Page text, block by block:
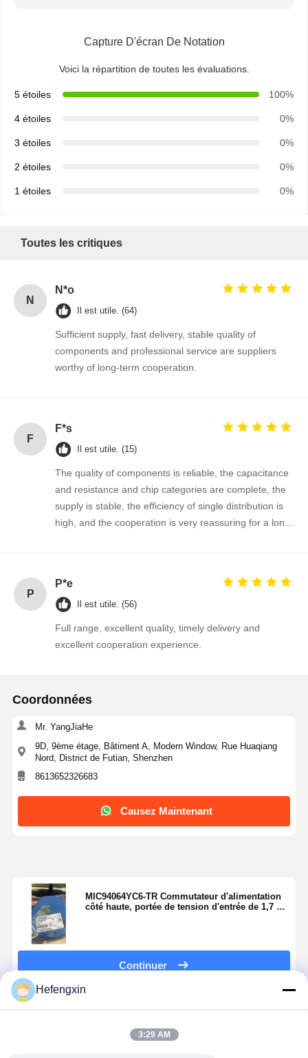
Contrôle De
La Qualité
Contact Nouvelles
Causez
Maintenant
Condensateur en céramique multicouche
Résistant à film épais
Inducteur à haute fréquence
Redresseur Schottky à diode
Transistor de transistor MOSFET
Bas régulateur d'abandon scolaire
Capture D'écran De Notation
Voici la répartition de toutes les évaluations.
5 étoiles 100%
4 étoiles 0%
3 étoiles 0%
2 étoiles 0%
1 étoiles 0%
Toutes les critiques
N
N*o
Il est utile. (64)
Sufficient supply, fast delivery, stable quality of
components and professional service are suppliers
worthy of long-term cooperation.
F
F*s
Il est utile. (15)
The quality of components is reliable, the capacitance
and resistance and chip categories are complete, the
supply is stable, the efficiency of single distribution is
high, and the cooperation is very reassuring for a long
P
P*e
Il est utile. (56)
Full range, excellent quality, timely delivery and
excellent cooperation experience.
Coordonnées
Mr. YangJiaHe
9D, 9ème étage, Bâtiment A, Modern Window, Rue Huaqiang
Nord, District de Futian, Shenzhen
8613652326683
Causez Maintenant
MIC94064YC6-TR Commutateur d'alimentation
côté haute, portée de tension d'entrée de 1,7 V
Continuer
Hefengxin
3:29 AM